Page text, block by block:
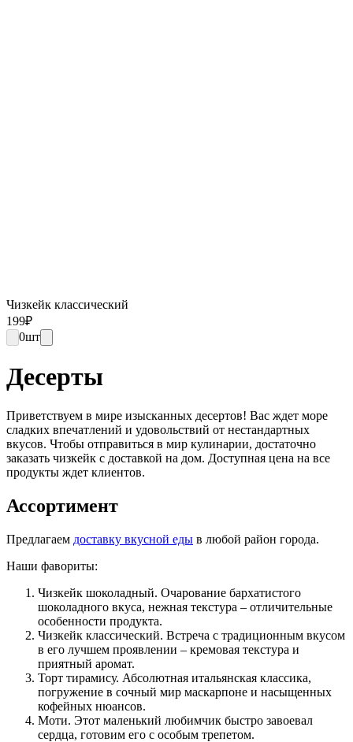
Чизкейк классический
199₽
0шт
Десерты
Приветствуем в мире изысканных десертов! Вас ждет море
сладких впечатлений и удовольствий от нестандартных
вкусов. Чтобы отправиться в мир кулинарии, достаточно
заказать чизкейк с доставкой на дом. Доступная цена на все
продукты ждет клиентов.
Ассортимент
Предлагаем доставку вкусной еды в любой район города.
Наши фавориты:
Чизкейк шоколадный. Очарование бархатистого
шоколадного вкуса, нежная текстура – отличительные
особенности продукта.
Чизкейк классический. Встреча с традиционным вкусом
в его лучшем проявлении – кремовая текстура и
приятный аромат.
Торт тирамису. Абсолютная итальянская классика,
погружение в сочный мир маскарпоне и насыщенных
кофейных нюансов.
Моти. Этот маленький любимчик быстро завоевал
сердца, готовим его с особым трепетом.